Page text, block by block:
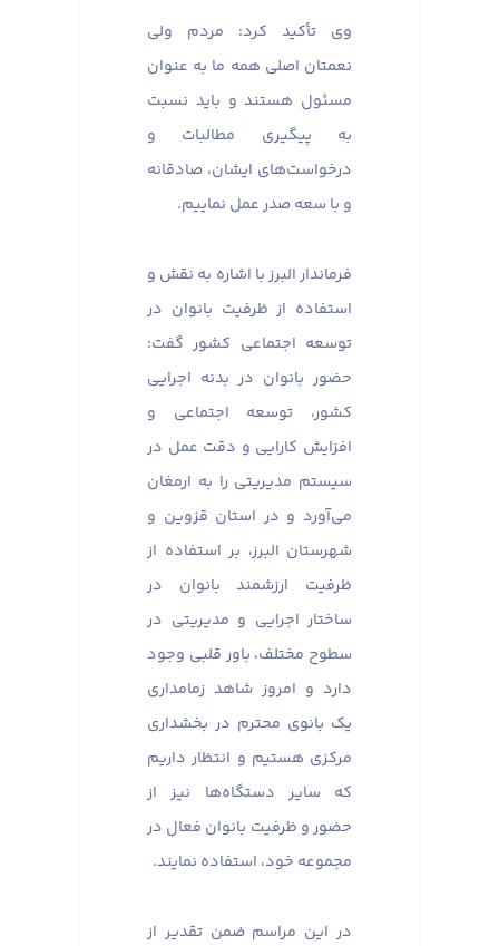
وی تأکید کرد: مردم ولی
نعمتان اصلی همه ما به عنوان
مسئول هستند و باید نسبت
به پیگیری مطالبات و
درخواست‌های ایشان، صادقانه
و با سعه صدر عمل نماییم.
فرماندار البرز با اشاره به نقش و
استفاده از ظرفیت بانوان در
توسعه اجتماعی کشور گفت:
حضور بانوان در بدنه اجرایی
کشور، توسعه اجتماعی و
افزایش کارایی و دقت عمل در
سیستم مدیریتی را به ارمغان
می‌آورد و در استان قزوین و
شهرستان البرز، بر استفاده از
ظرفیت ارزشمند بانوان در
ساختار اجرایی و مدیریتی در
سطوح مختلف، باور قلبی وجود
دارد و امروز شاهد زمامداری
یک بانوی محترم در بخشداری
مرکزی هستیم و انتظار داریم
که سایر دستگاه‌ها نیز از
حضور و ظرفیت بانوان فعال در
مجموعه خود، استفاده نمایند.
در این مراسم ضمن تقدیر از